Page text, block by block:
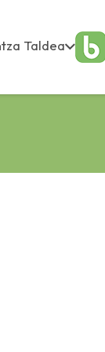
Taldea